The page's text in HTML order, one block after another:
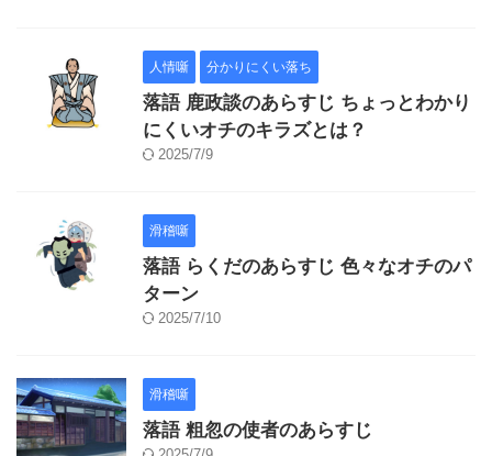
人情噺 分かりにくい落ち
落語 鹿政談のあらすじ ちょっとわかり
にくいオチのキラズとは？
2025/7/9
滑稽噺
落語 らくだのあらすじ 色々なオチのパ
ターン
2025/7/10
滑稽噺
落語 粗忽の使者のあらすじ